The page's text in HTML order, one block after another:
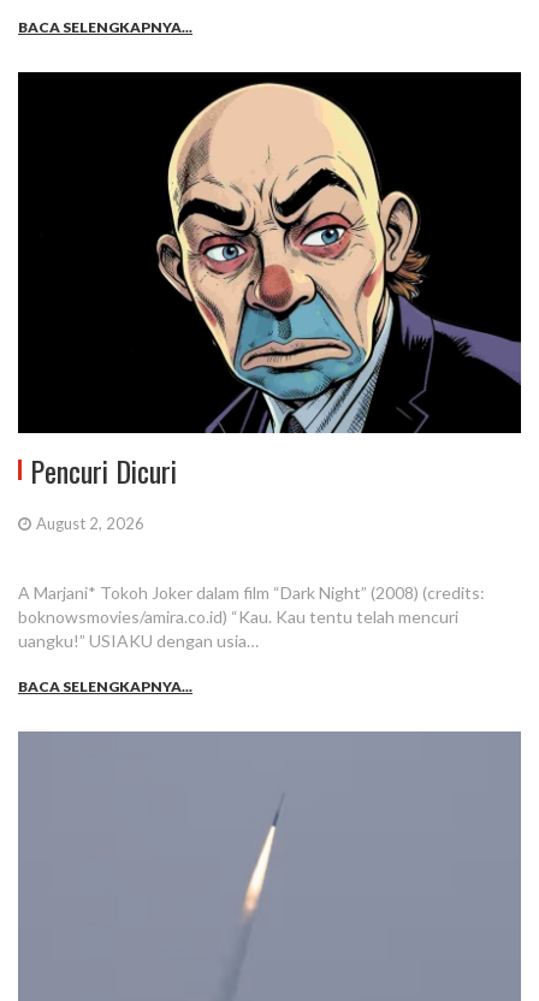
BACA SELENGKAPNYA...
Pencuri Dicuri
August 2, 2026
A Marjani* Tokoh Joker dalam film “Dark Night” (2008) (credits:
boknowsmovies/amira.co.id) “Kau. Kau tentu telah mencuri
uangku!” USIAKU dengan usia…
BACA SELENGKAPNYA...